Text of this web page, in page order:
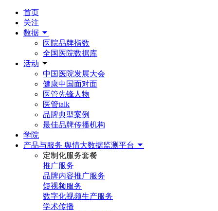
首页
关注
数据
医院品牌指数
全国医院数据库
活动
中国医院发展大会
健康中国面对面
医管先锋人物
医管talk
品牌典型案例
最佳品牌传播机构
学院
产品与服务 舆情大数据监测平台
定制化服务套餐
推广服务
品牌内容推广服务
短视频服务
数字化视频生产服务
学术传播